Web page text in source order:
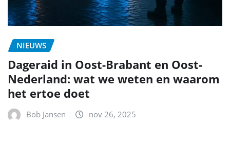
Bob Jansen nov 25, 2025
NIEUWS
Steekincident aan de Brede Haven in
’s‑Hertogenbosch: wat we weten en
hoe je kunt helpen
Bob Jansen nov 25, 2025